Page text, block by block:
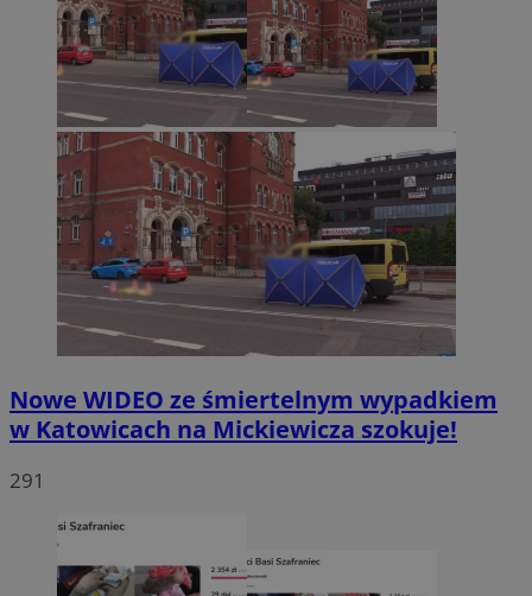
Nowe WIDEO ze śmiertelnym wypadkiem
w Katowicach na Mickiewicza szokuje!
291